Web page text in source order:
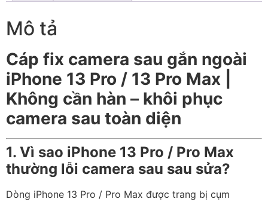
Mô tả
Cáp fix camera sau gắn ngoài
iPhone 13 Pro / 13 Pro Max |
Không cần hàn – khôi phục
camera sau toàn diện
1. Vì sao iPhone 13 Pro / Pro Max
thường lỗi camera sau sau sửa?
Dòng iPhone 13 Pro / Pro Max được trang bị cụm